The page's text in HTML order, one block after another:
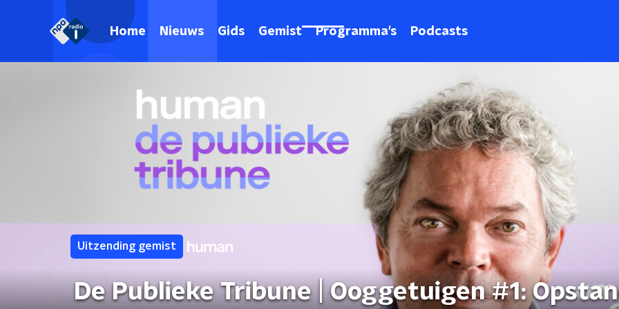
Home Nieuws Gids Gemist Programma's Podcasts
Uitzending gemist
De Publieke Tribune | Ooggetuigen #1: